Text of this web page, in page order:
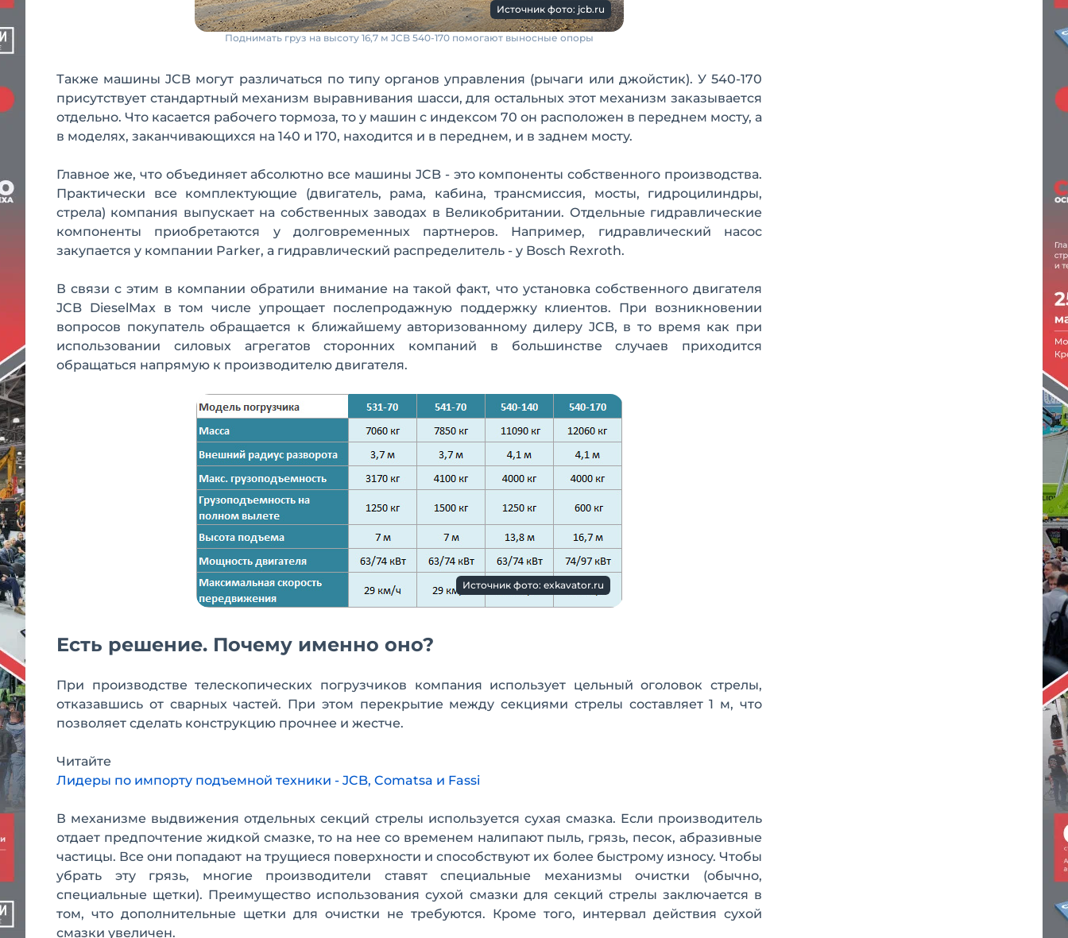
Источник фото: jcb.ru
Поднимать груз на высоту 16,7 м JCB 540-170 помогают выносные опоры
Также машины JCB могут различаться по типу органов управления (рычаги или джойстик). У 540-170
присутствует стандартный механизм выравнивания шасси, для остальных этот механизм заказывается
отдельно. Что касается рабочего тормоза, то у машин с индексом 70 он расположен в переднем мосту, а
в моделях, заканчивающихся на 140 и 170, находится и в переднем, и в заднем мосту.
Главное же, что объединяет абсолютно все машины JCB - это компоненты собственного производства.
Практически все комплектующие (двигатель, рама, кабина, трансмиссия, мосты, гидроцилиндры,
стрела) компания выпускает на собственных заводах в Великобритании. Отдельные гидравлические
компоненты приобретаются у долговременных партнеров. Например, гидравлический насос
закупается у компании Parker, а гидравлический распределитель - у Bosch Rexroth.
В связи с этим в компании обратили внимание на такой факт, что установка собственного двигателя
JCB DieselMax в том числе упрощает послепродажную поддержку клиентов. При возникновении
вопросов покупатель обращается к ближайшему авторизованному дилеру JCB, в то время как при
использовании силовых агрегатов сторонних компаний в большинстве случаев приходится
обращаться напрямую к производителю двигателя.
Источник фото: exkavator.ru
Есть решение. Почему именно оно?
При производстве телескопических погрузчиков компания использует цельный оголовок стрелы,
отказавшись от сварных частей. При этом перекрытие между секциями стрелы составляет 1 м, что
позволяет сделать конструкцию прочнее и жестче.
Читайте
Лидеры по импорту подъемной техники - JCB, Comatsa и Fassi
В механизме выдвижения отдельных секций стрелы используется сухая смазка. Если производитель
отдает предпочтение жидкой смазке, то на нее со временем налипают пыль, грязь, песок, абразивные
частицы. Все они попадают на трущиеся поверхности и способствуют их более быстрому износу. Чтобы
убрать эту грязь, многие производители ставят специальные механизмы очистки (обычно,
специальные щетки). Преимущество использования сухой смазки для секций стрелы заключается в
том, что дополнительные щетки для очистки не требуются. Кроме того, интервал действия сухой
смазки увеличен.